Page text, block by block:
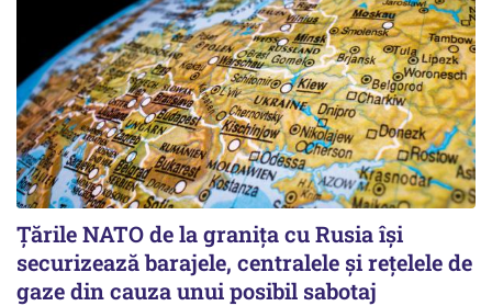
Țările NATO de la granița cu Rusia își
securizează barajele, centralele și rețelele de
gaze din cauza unui posibil sabotaj